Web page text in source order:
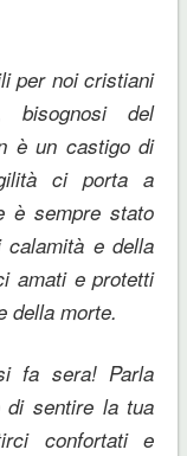
per noi cristiani
bisognosi del
è un castigo di
ci porta a
è sempre stato
calamità e della
amati e protetti
della morte.
fa sera! Parla
di sentire la tua
confortati e